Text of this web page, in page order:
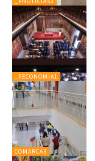
_PECONOMIA1
COMARCAS